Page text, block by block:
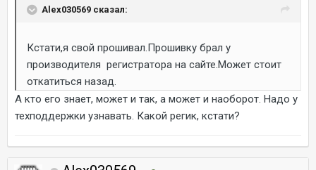
Alex030569 сказал:
Кстати,я свой прошивал.Прошивку брал у
производителя регистратора на сайте.Может стоит
откатиться назад.
А кто его знает, может и так, а может и наоборот. Надо у
техподдержки узнавать. Какой регик, кстати?